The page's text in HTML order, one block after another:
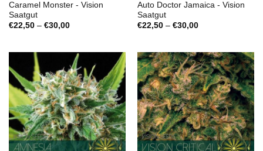
Caramel Monster - Vision
Saatgut
€22,50 – €30,00Preisspanne:
Auto Doctor Jamaica - Vision
Saatgut
€22,50 – €30,00Preisspanne: